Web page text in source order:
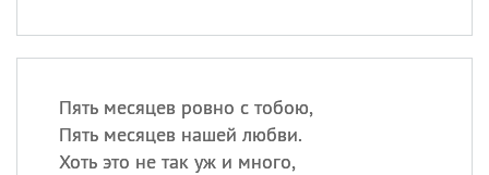
Пять месяцев ровно с тобою,
Пять месяцев нашей любви.
Хоть это не так уж и много,